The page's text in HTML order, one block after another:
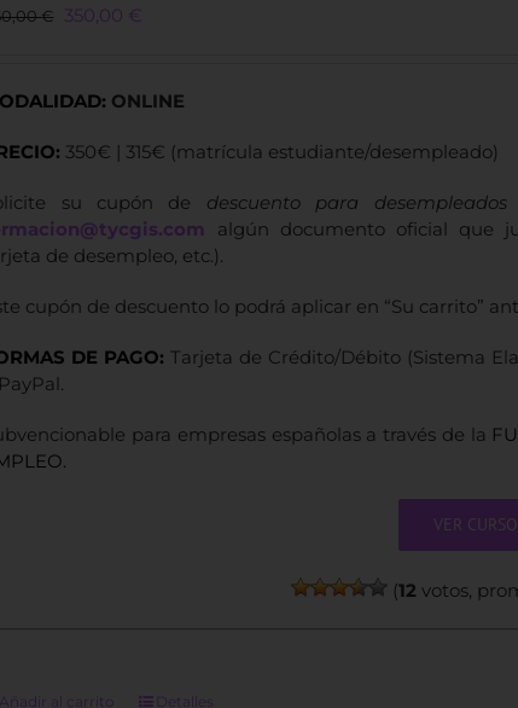
€
Original
450,00 €.
350,00 €
350,00 €.
ONLINE
350€ | 315€ (matrícula estudiante/desempleado)
su cupón de descuento para
algún documento oficial que
de desempleo, etc.).
cupón de descuento lo podrá aplicar en “Su carrito”
DE PAGO: Tarjeta de Crédito/Débito (Sistema
para empresas españolas a través de la
VER CURSO
(12 votos,
Añadir al carrito Detalles